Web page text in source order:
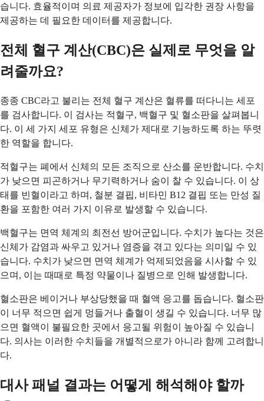
습니다. 효율적이며 의료 제공자가 정보에 입각한 권장 사항을
제공하는 데 필요한 데이터를 제공합니다.
전체 혈구 계산(CBC)은 실제로 무엇을 알
려줄까요?
종종 CBC라고 불리는 전체 혈구 계산은 혈류를 떠다니는 세포
를 검사합니다. 이 검사는 적혈구, 백혈구 및 혈소판을 살펴봅니
다. 이 세 가지 세포 유형은 신체가 제대로 기능하도록 하는 뚜렷
한 역할을 합니다.
적혈구는 폐에서 신체의 모든 조직으로 산소를 운반합니다. 수치
가 낮으면 피곤하거나 무기력하거나 숨이 찰 수 있습니다. 이 상
태를 빈혈이라고 하며, 철분 결핍, 비타민 B12 결핍 또는 만성 질
환을 포함한 여러 가지 이유로 발생할 수 있습니다.
백혈구는 면역 체계의 최전선 방어군입니다. 수치가 높다는 것은
신체가 감염과 싸우고 있거나 염증을 겪고 있다는 의미일 수 있
습니다. 수치가 낮으면 면역 체계가 억제되었음을 시사할 수 있
으며, 이는 때때로 특정 약물이나 질병으로 인해 발생합니다.
혈소판은 베이거나 부상당했을 때 혈액 응고를 돕습니다. 혈소판
이 너무 적으면 쉽게 멍들거나 출혈이 생길 수 있습니다. 너무 많
으면 혈액이 불필요한 곳에서 응고될 위험이 높아질 수 있습니
다. 의사는 이러한 수치들을 개별적으로가 아니라 함께 고려합니
다.
대사 패널 결과는 어떻게 해석해야 할까